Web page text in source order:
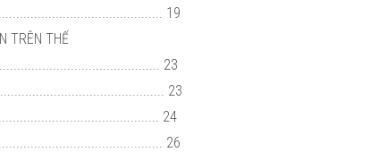
19
TRÊN THẾ
23
23
24
26